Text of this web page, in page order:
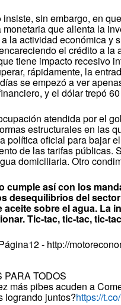
insiste, sin embargo, en
monetaria que alienta la
la actividad económica y
el crédito a la
tiene impacto recesivo
rápidamente, la
se empezó a ver
y el dólar trepó
atendida por el
estructurales en las
política oficial para bajar
de las tarifas públicas.
domiciliaria. Otro
cumple así con los
desequilibrios del
aceite sobre el agua. La
Tic-tac, tic-tac, tic-
- http://
PARA TODOS
más pibes acuden a
logrando juntos?https://